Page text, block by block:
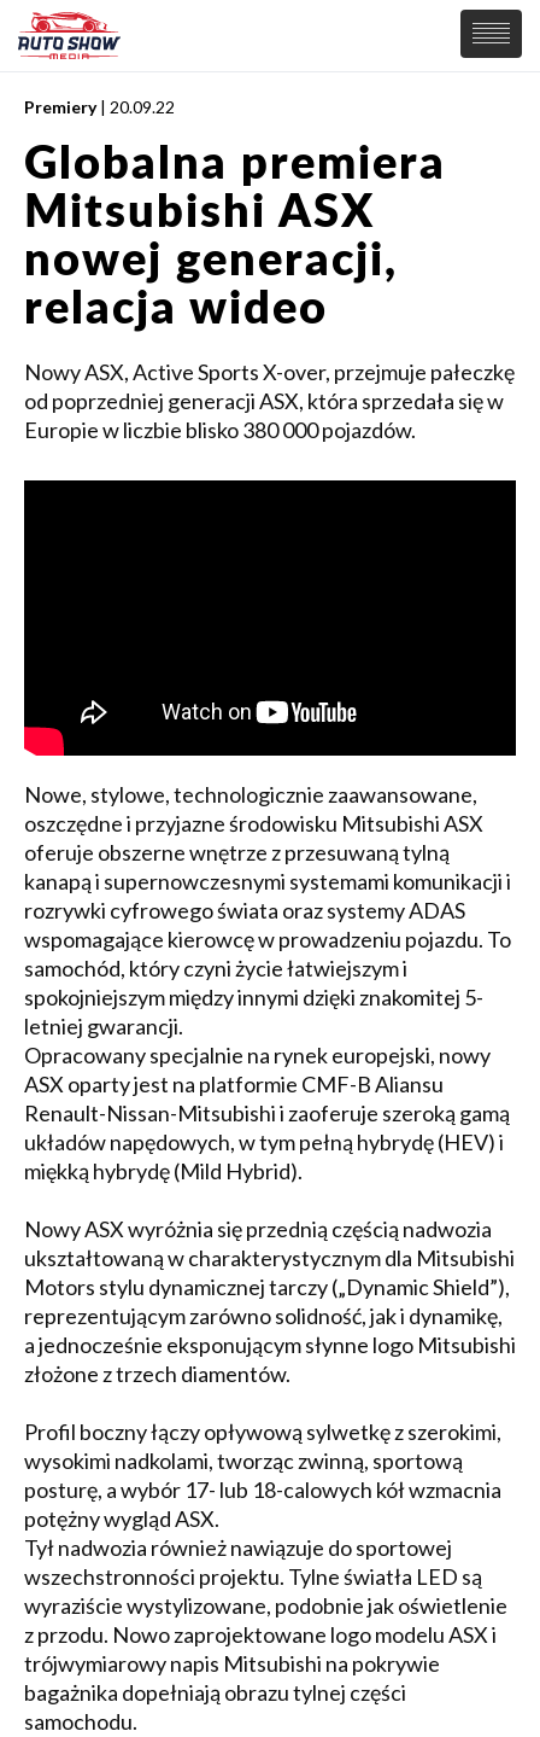
PREMIERY
SAMOCHODY
Wiadomości
Samochody Koncepcyjne
Tuning
Elektryczne
MOTORSPORT
Premiery | 20.09.22
Globalna premiera
Mitsubishi ASX
nowej generacji,
relacja wideo
Nowy ASX, Active Sports X-over, przejmuje pałeczkę
od poprzedniej generacji ASX, która sprzedała się w
Europie w liczbie blisko 380 000 pojazdów.
Nowe, stylowe, technologicznie zaawansowane,
oszczędne i przyjazne środowisku Mitsubishi ASX
oferuje obszerne wnętrze z przesuwaną tylną
kanapą i supernowczesnymi systemami komunikacji i
rozrywki cyfrowego świata oraz systemy ADAS
wspomagające kierowcę w prowadzeniu pojazdu. To
samochód, który czyni życie łatwiejszym i
spokojniejszym między innymi dzięki znakomitej 5-
letniej gwarancji.
Opracowany specjalnie na rynek europejski, nowy
ASX oparty jest na platformie CMF-B Aliansu
Renault-Nissan-Mitsubishi i zaoferuje szeroką gamą
układów napędowych, w tym pełną hybrydę (HEV) i
miękką hybrydę (Mild Hybrid).
Nowy ASX wyróżnia się przednią częścią nadwozia
ukształtowaną w charakterystycznym dla Mitsubishi
Motors stylu dynamicznej tarczy („Dynamic Shield”),
reprezentującym zarówno solidność, jak i dynamikę,
a jednocześnie eksponującym słynne logo Mitsubishi
złożone z trzech diamentów.
Profil boczny łączy opływową sylwetkę z szerokimi,
wysokimi nadkolami, tworząc zwinną, sportową
posturę, a wybór 17- lub 18-calowych kół wzmacnia
potężny wygląd ASX.
Tył nadwozia również nawiązuje do sportowej
wszechstronności projektu. Tylne światła LED są
wyraziście wystylizowane, podobnie jak oświetlenie
z przodu. Nowo zaprojektowane logo modelu ASX i
trójwymiarowy napis Mitsubishi na pokrywie
bagażnika dopełniają obrazu tylnej części
samochodu.